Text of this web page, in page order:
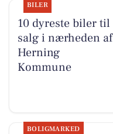
BILER
10 dyreste biler til
salg i nærheden af
Herning
Kommune
BOLIGMARKED